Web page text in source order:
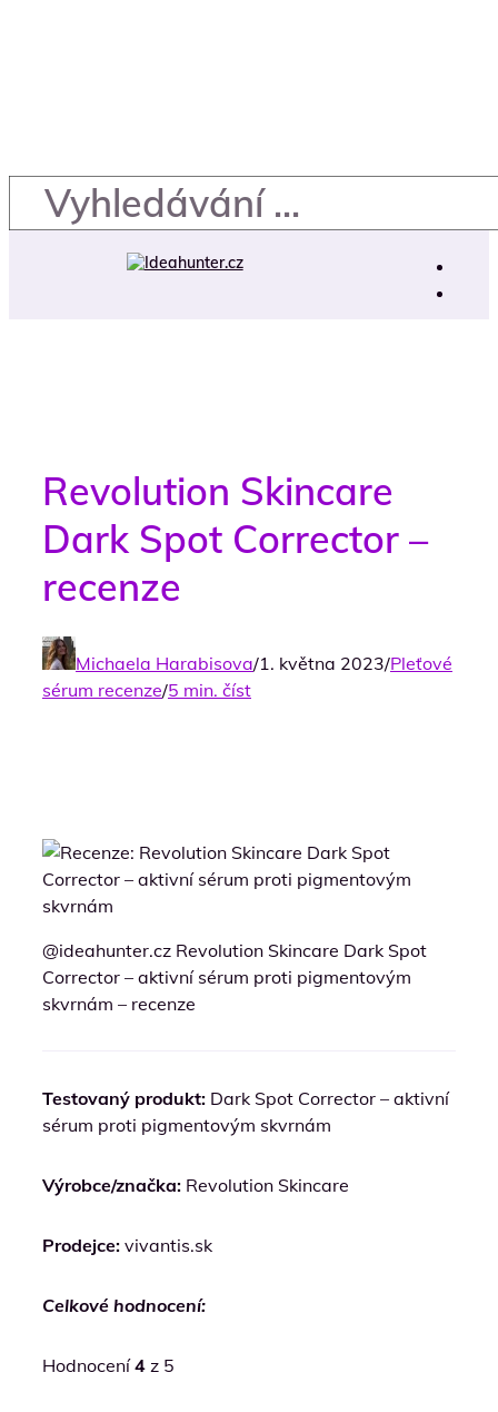
Revolution Skincare
Dark Spot Corrector –
recenze
Michaela Harabisova/1. května 2023/Pleťové
sérum recenze/5 min. číst
@ideahunter.cz Revolution Skincare Dark Spot
Corrector – aktivní sérum proti pigmentovým
skvrnám – recenze
Testovaný produkt: Dark Spot Corrector – aktivní
sérum proti pigmentovým skvrnám
Výrobce/značka: Revolution Skincare
Prodejce: vivantis.sk
Celkové hodnocení:
Hodnocení4 z 5